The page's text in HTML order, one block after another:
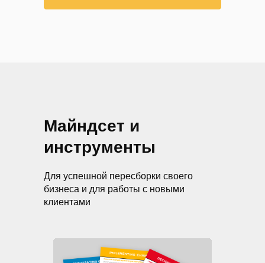
Майндсет и
инструменты
Для успешной пересборки своего
бизнеса и для работы с новыми
клиентами